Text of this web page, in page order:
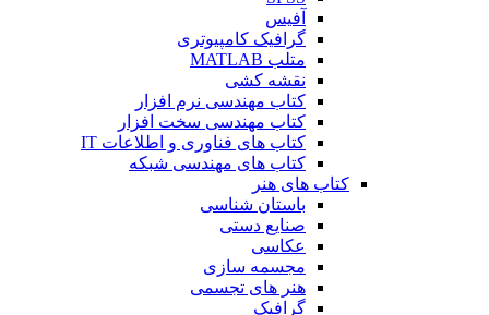
آفیس
گرافیک کامپیوتری
متلب MATLAB
نقشه کشی
کتاب مهندسی نرم افزار
کتاب مهندسی سخت افزار
کتاب های فناوری و اطلاعات IT
کتاب های مهندسی شبکه
کتاب های هنر
باستان شناسی
صنایع دستی
عکاسی
مجسمه سازی
هنر های تجسمی
گرافیک